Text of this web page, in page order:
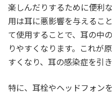
楽しんだりするために便利
用は耳に悪影響を与えるこ
て使用することで、耳の中
りやすくなります。これが
すくなり、耳の感染症を引
特に、耳栓やヘッドフォン